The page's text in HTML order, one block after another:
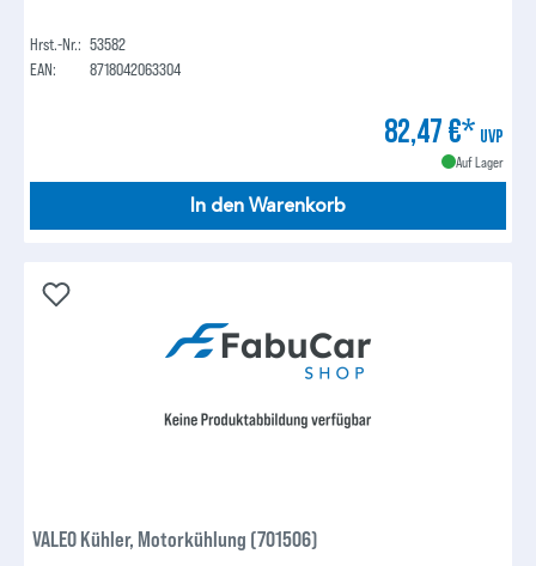
Hrst.-Nr.: 53582
EAN:
8718042063304
82,47 €* UVP
Auf Lager
In den Warenkorb
VALEO Kühler, Motorkühlung (701506)